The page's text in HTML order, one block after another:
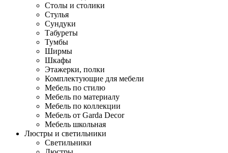
Столы и столики
Стулья
Сундуки
Табуреты
Тумбы
Ширмы
Шкафы
Этажерки, полки
Комплектующие для мебели
Мебель по стилю
Мебель по материалу
Мебель по коллекции
Мебель от Garda Decor
Мебель школьная
Люстры и светильники
Светильники